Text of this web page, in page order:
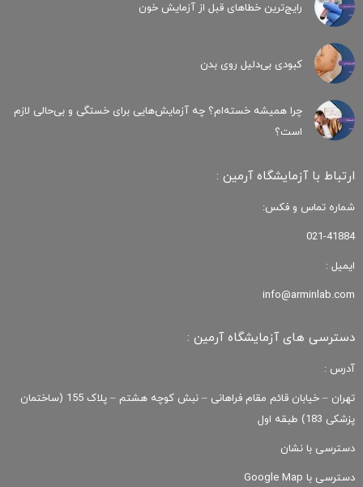
رایج‌ترین خطاهای قبل از آزمایش خون
کبودی‌ بی‌دلیل روی بدن
چرا همیشه خسته‌ام؟ چه آزمایش‌هایی برای خستگی و بی‌حالی لازم
است؟
ارتباط با آزمایشگاه آرمین :
شماره تماس و فکس:
021-41884
ایمیل :
info@arminlab.com
دسترسی های آزمایشگاه آرمین :
آدرس :
تهران – خیابان قائم مقام فراهانی – نبش کوچه هشتم – پلاک 155 (ساختمان
پزشکی 183) طبقه اول
دسترسی با نشان
دسترسی با Google Map